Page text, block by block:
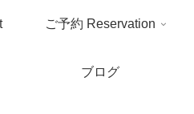
ご予約 Reservation
ブログ